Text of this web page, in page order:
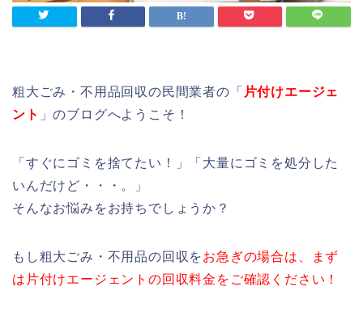
粗大ごみ・不用品回収の民間業者の「 片付けエージェ
ント 」のブログへようこそ！
「すぐにゴミを捨てたい！」「大量にゴミを処分した
いんだけど・・・。」
そんなお悩みをお持ちでしょうか？
もし粗大ごみ・不用品の回収をお急ぎの場合は、まず
は片付けエージェントの回収料金をご確認ください！